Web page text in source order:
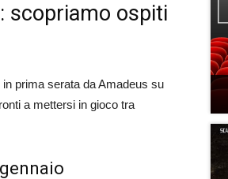
scopriamo ospiti
prima serata da Amadeus su
a mettersi in gioco tra